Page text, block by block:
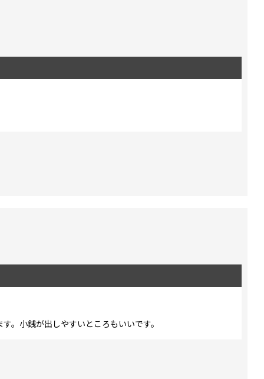
。小銭が出しやすいところもいいです。